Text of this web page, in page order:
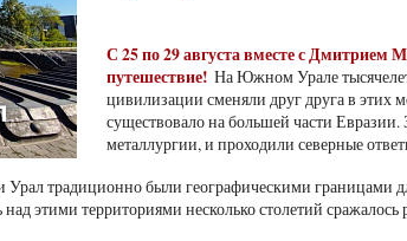
С 25 по 29 августа вместе с Дмитрием
путешествие! На Южном Урале
цивилизации сменяли друг друга в этих
существовало на большей части Евразии.
металлургии, и проходили северные
традиционно были географическими границами
этими территориями несколько столетий сражалось